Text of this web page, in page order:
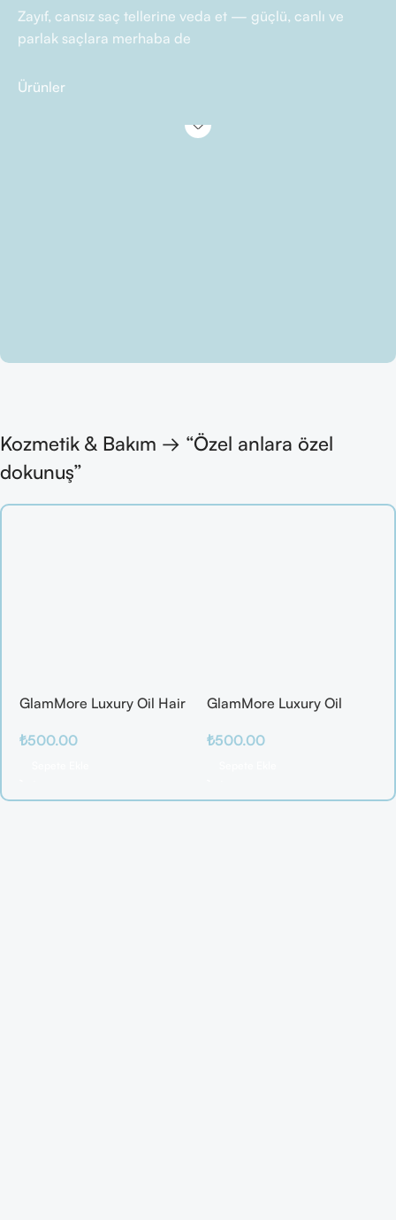
Zayıf, cansız saç tellerine veda et — güçlü, canlı ve
parlak saçlara merhaba de
Ürünler
Kozmetik & Bakım → “Özel anlara özel
dokunuş”
GlamMore Luxury Oil Hair
₺500.00
GlamMore Luxury Oil
Saç Kırılmalarına Karşı
₺500.00